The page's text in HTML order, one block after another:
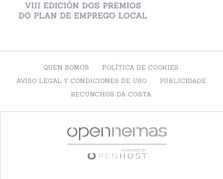
QUEN SOMOS
POLÍTICA DE COOKIES
AVISO LEGAL Y CONDICIONES DE USO
PUBLICIDADE
RECUNCHOS DA COSTA